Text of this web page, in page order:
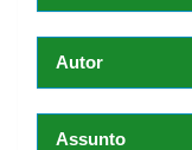
Autor
Assunto